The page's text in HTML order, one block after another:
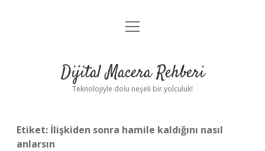
Anasayfa
Yasal Uyarı
menüyü
Dijital Macera Rehberi
Teknolojiyle dolu neşeli bir yolculuk!
Etiket: İlişkiden sonra hamile kaldığını nasıl
anlarsın